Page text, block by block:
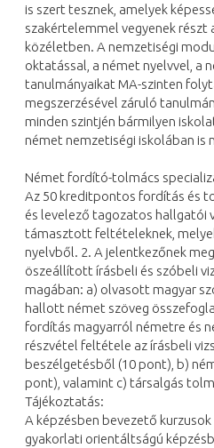
is szert tesznek, amelyek
szakértelemmel vegyenek részt
közéletben. A nemzetiségi
oktatással, a német nyelvvel, a
tanulmányaikat MA-szinten
megszerzésével záruló
minden szintjén bármilyen
német nemzetiségi iskolában is
Német fordító-tolmács
Az 50 kreditpontos fordítás és
és levelező tagozatos hallgatói
támasztott feltételeknek,
nyelvből. 2. A jelentkezőnek
öszeállított írásbeli és szóbeli
magában: a) olvasott magyar
hallott német szöveg
fordítás magyarról németre és
részvétel feltétele az írásbeli
beszélgetésből (10 pont), b)
pont), valamint c) társalgás
Tájékoztatás:
A képzésben bevezető
gyakorlati orientáltságú